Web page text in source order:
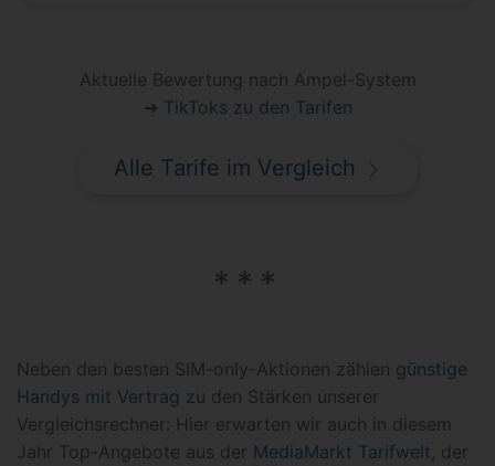
Aktuelle Bewertung nach Ampel-System
➜ TikToks zu den Tarifen
Alle Tarife im Vergleich
Neben den besten SIM-only-Aktionen zählen günstige
Handys mit Vertrag zu den Stärken unserer
Vergleichsrechner: Hier erwarten wir auch in diesem
Jahr Top-Angebote aus der MediaMarkt Tarifwelt, der